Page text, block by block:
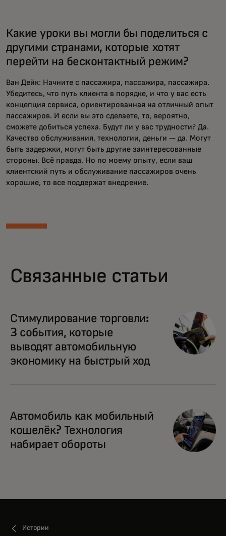
Какие уроки вы могли бы поделиться с
другими странами, которые хотят
перейти на бесконтактный режим?
Ван Дейк: Начните с пассажира, пассажира, пассажира.
Убедитесь, что путь клиента в порядке, и что у вас есть
концепция сервиса, ориентированная на отличный опыт
пассажиров. И если вы это сделаете, то, вероятно,
сможете добиться успеха. Будут ли у вас трудности? Да.
Качество обслуживания, технологии, деньги — да. Могут
быть задержки, могут быть другие заинтересованные
стороны. Всё правда. Но по моему опыту, если ваш
клиентский путь и обслуживание пассажиров очень
хорошие, то все поддержат внедрение.
Связанные статьи
Стимулирование торговли:
3 события, которые
выводят автомобильную
экономику на быстрый ход
Автомобиль как мобильный
кошелёк? Технология
набирает обороты
Истории